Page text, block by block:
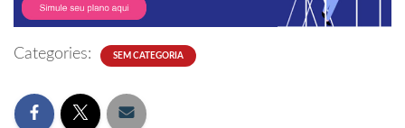
Categories: SEM CATEGORIA